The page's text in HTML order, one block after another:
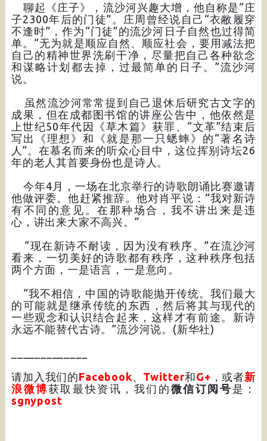
聊起《庄子》，流沙河兴趣大增，他自称是“庄
子2300年后的门徒”。庄周曾经说自己“衣敝履穿
不逢时”，作为“门徒”的流沙河日子自然也过得简
单。“无为就是顺应自然、顺应社会，要用减法把
自己的精神世界洗刷干净，尽量把自己各种欲念
和谋略计划都去掉，过最简单的日子。”流沙河
说。
虽然流沙河常常提到自己退休后研究古文字的
成果，但在成都图书馆的讲座公告中，他依然是
上世纪50年代因《草木篇》获罪、“文革”结束后
写出《理想》和《就是那一只蟋蟀》的“著名诗
人”。在慕名而来的听众心目中，这位挥别诗坛26
年的老人其首要身份也是诗人。
今年4月，一场在北京举行的诗歌朗诵比赛邀请
他做评委。他赶紧推辞。他对肖平说：“我对新诗
有不同的意见。在那种场合，我不讲出来是违
心，讲出来大家不高兴。”
“现在新诗不耐读，因为没有秩序。”在流沙河
看来，一切美好的诗歌都有秩序，这种秩序包括
两个方面，一是语言，一是意向。
“我不相信，中国的诗歌能抛开传统。我们最大
的可能就是继承传统的东西，然后将其与现代的
一些观念和认识结合起来，这样才有前途。新诗
永远不能替代古诗。”流沙河说。(新华社)
请加入我们的Facebook Twitter和G+ ，或者新
浪微博获取最快资讯，我们的 微信订阅号 是：
sgnypost